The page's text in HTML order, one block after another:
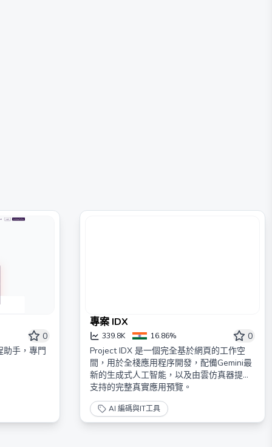
0
助手，專門
專案 IDX
339.8K 16.86%
0
Project IDX 是一個完全基於網頁的工作空
間，用於全棧應用程序開發，配備Gemini最
新的生成式人工智能，以及由雲仿真器提供
支持的完整真實應用預覽。
AI 編碼與IT工具